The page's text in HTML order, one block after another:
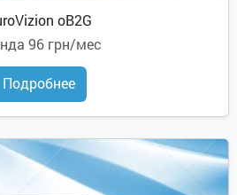
oB2G
96 грн/мес
Подробнее